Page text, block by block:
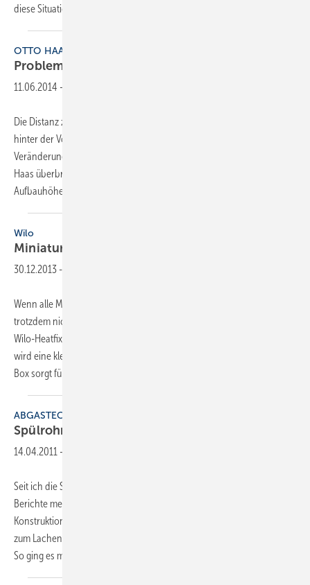
diese Situationen hat Mefa
OTTO HAAS
Problemlöser für die
11.06.2014 -
Die Distanz zwischen einem alten und einem neuen WC-Anschluss
hinter der Vorwand wird ohne große Stemmarbeiten und große
Veränderungen des Bodenaufbaus mit Versprungbögen von Otto
Haas überbrückt. Der Hersteller bietet hier zwei Versionen mit geringer
Aufbauhöhe an, mit denen Distanzen
Wilo
Miniaturpumpe als
30.12.2013 -
Wenn alle Möglichkeiten ausgeschöpft sind und der Heizkörper
trotzdem nicht warm werden will, könnte die Miniaturpumpenlösung
Wilo-Heatfixx das Problem lösen: Anstelle der Rücklaufverschraubung
wird eine kleine Pumpe an die Heizfläche montiert. Eine Elektronik-
Box sorgt für
ABGASTECHNIK
Spülrohrverbinder als
14.04.2011 -
Seit ich die SBZ lese, freue ich mich auch jedes Mal auf die Bilder und
Berichte meiner Kollegen, die bei ihrer täglichen Arbeit auf kuriose
Konstruktionen stoßen. Die Glanzleistungen bringen einen teilweise
zum Lachen, aber rufen manchmal auch nur ein Kopfschütteln hervor.
So ging es mir,